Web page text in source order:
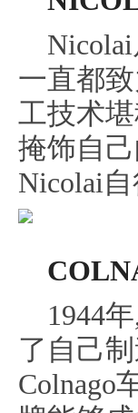
一直都
工技术
掩饰自
Nicolai
1944
了自己
Colnago